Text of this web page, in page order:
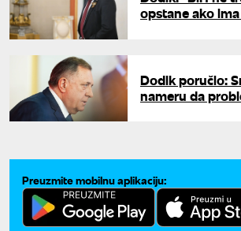
opstane ako
Dodik poručio:
nameru da
Preuzmite mobilnu aplikaciju: